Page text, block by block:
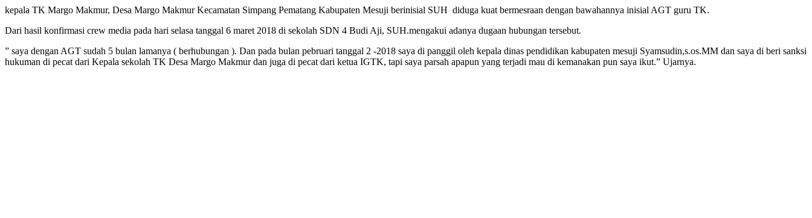
kepala TK Margo Makmur, Desa Margo Makmur Kecamatan Simpang Pematang Kabupaten Mesuji berinisial SUH diduga kuat bermesraan dengan bawahannya inisial AGT guru TK.
Dari hasil konfirmasi crew media pada hari selasa tanggal 6 maret 2018 di sekolah SDN 4 Budi Aji, SUH.mengakui adanya dugaan hubungan tersebut.
” saya dengan AGT sudah 5 bulan lamanya ( berhubungan ). Dan pada bulan pebruari tanggal 2 -2018 saya di panggil oleh kepala dinas pendidikan kabupaten mesuji Syamsudin,s.os.MM dan saya di beri sanksi
hukuman di pecat dari Kepala sekolah TK Desa Margo Makmur dan juga di pecat dari ketua IGTK, tapi saya parsah apapun yang terjadi mau di kemanakan pun saya ikut.” Ujarnya.